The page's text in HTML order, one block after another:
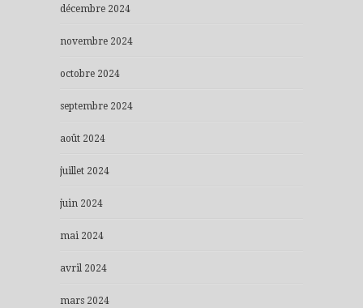
décembre 2024
novembre 2024
octobre 2024
septembre 2024
août 2024
juillet 2024
juin 2024
mai 2024
avril 2024
mars 2024